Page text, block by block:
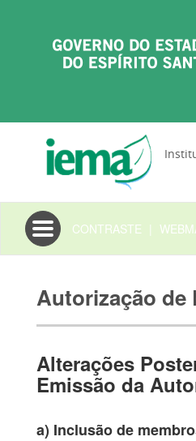
Toggle
navigation
CONTRASTE |
Autorização de
Alterações
Emissão da
a) Inclusão de